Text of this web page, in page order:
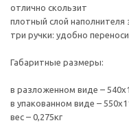
отлично скользит
плотный слой
три ручки: удобно
Габаритные размеры:
в разложенном виде –
в упакованном виде –
вес – 0,275кг